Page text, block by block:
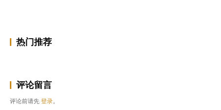
热门推荐
评论留言
评论前请先 登录。